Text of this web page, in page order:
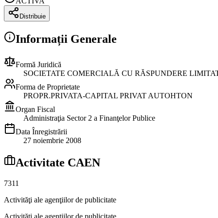
Distribuie
Informații Generale
Formă Juridică
SOCIETATE COMERCIALĂ CU RĂSPUNDERE
Forma de Proprietate
PROPR.PRIVATA-CAPITAL PRIVAT AUTOHTON
Organ Fiscal
Administraţia Sector 2 a Finanţelor Publice
Data Înregistrării
27 noiembrie 2008
Activitate CAEN
7311
Activităţi ale agenţiilor de publicitate
Activităţi ale agenţiilor de publicitate